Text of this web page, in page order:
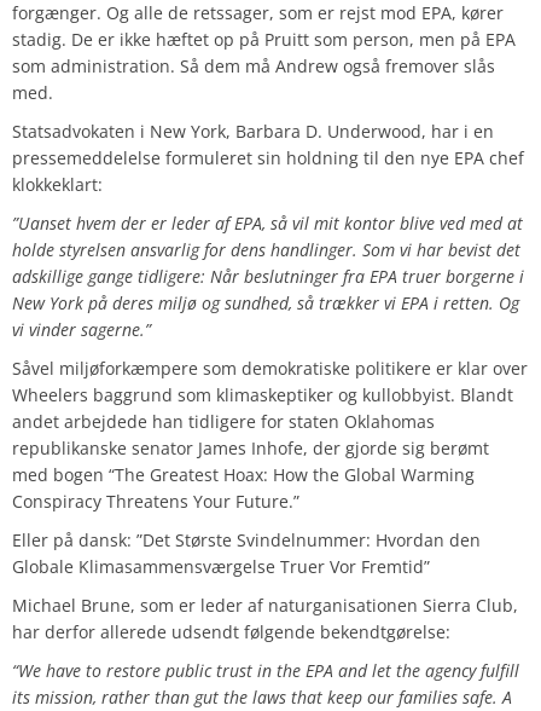
forgænger. Og alle de retssager, som er rejst mod EPA, kører
stadig. De er ikke hæftet op på Pruitt som person, men på EPA
som administration. Så dem må Andrew også fremover slås
med.
Statsadvokaten i New York, Barbara D. Underwood, har i en
pressemeddelelse formuleret sin holdning til den nye EPA chef
klokkeklart:
”Uanset hvem der er leder af EPA, så vil mit kontor blive ved med at
holde styrelsen ansvarlig for dens handlinger. Som vi har bevist det
adskillige gange tidligere: Når beslutninger fra EPA truer borgerne i
New York på deres miljø og sundhed, så trækker vi EPA i retten. Og
vi vinder sagerne.”
Såvel miljøforkæmpere som demokratiske politikere er klar over
Wheelers baggrund som klimaskeptiker og kullobbyist. Blandt
andet arbejdede han tidligere for staten Oklahomas
republikanske senator James Inhofe, der gjorde sig berømt
med bogen “The Greatest Hoax: How the Global Warming
Conspiracy Threatens Your Future.”
Eller på dansk: ”Det Største Svindelnummer: Hvordan den
Globale Klimasammensværgelse Truer Vor Fremtid”
Michael Brune, som er leder af naturganisationen Sierra Club,
har derfor allerede udsendt følgende bekendtgørelse:
“We have to restore public trust in the EPA and let the agency fulfill
its mission, rather than gut the laws that keep our families safe. A